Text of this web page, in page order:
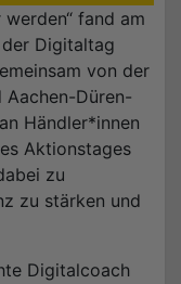
fand am
Digitaltag
von der
Aachen-Düren-
Händler*innen
Aktionstages
zu
zu stärken und
Digitalcoach